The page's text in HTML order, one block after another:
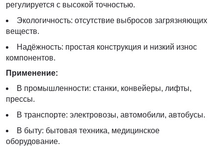
регулируется с высокой точностью.
Экологичность: отсутствие выбросов загрязняющих
веществ.
Надёжность: простая конструкция и низкий износ
компонентов.
Применение:
В промышленности: станки, конвейеры, лифты,
прессы.
В транспорте: электровозы, автомобили, автобусы.
В быту: бытовая техника, медицинское
оборудование.